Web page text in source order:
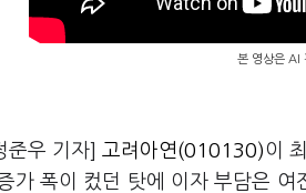
본 영상은 AI
준우 기자]고려아연(010130)이
가 폭이 컸던 탓에 이자 부담은